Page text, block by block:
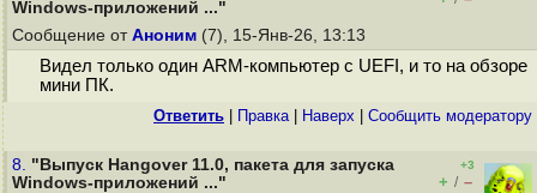
Windows-приложений ..."
Сообщение от Аноним (7), 15-Янв-26, 13:13
Видел только один ARM-компьютер с UEFI, и то на обзоре
мини ПК.
Ответить Правка| Наверх Cообщить модератору
8. "Выпуск Hangover 11.0, пакета для запуска
Windows-приложений ..."
+3
+ / –